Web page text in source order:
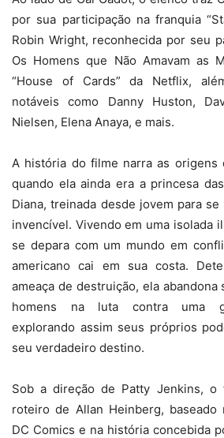
por sua participação na franquia
Robin Wright, reconhecida por seu
Os Homens que Não Amavam as
“House of Cards” da Netflix,
notáveis como Danny Huston,
Nielsen, Elena Anaya, e mais.
A história do filme narra as origens
quando ela ainda era a princesa
Diana, treinada desde jovem para
invencível. Vivendo em uma isolada
se depara com um mundo em
americano cai em sua costa.
ameaça de destruição, ela abandona
homens na luta contra uma
explorando assim seus próprios
seu verdadeiro destino.
Sob a direção de Patty Jenkins, o
roteiro de Allan Heinberg, baseado
DC Comics e na história concebida